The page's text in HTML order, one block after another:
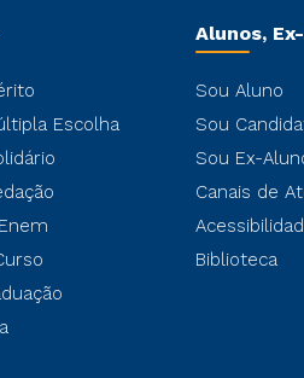
Escolha
Alunos,
Sou Aluno
Sou
Sou Ex-
Canais de
Biblioteca